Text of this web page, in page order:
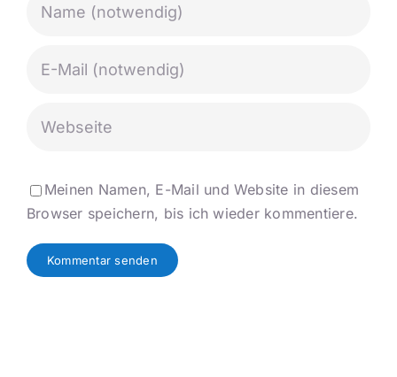
Meinen Namen, E-Mail und Website in diesem
Browser speichern, bis ich wieder kommentiere.